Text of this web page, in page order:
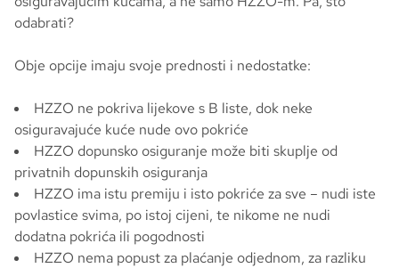
odabrati?
Obje opcije imaju svoje prednosti i nedostatke:
HZZO ne pokriva lijekove s B liste, dok neke
osiguravajuće kuće nude ovo pokriće
HZZO dopunsko osiguranje može biti skuplje od
privatnih dopunskih osiguranja
HZZO ima istu premiju i isto pokriće za sve – nudi iste
povlastice svima, po istoj cijeni, te nikome ne nudi
dodatna pokrića ili pogodnosti
HZZO nema popust za plaćanje odjednom, za razliku